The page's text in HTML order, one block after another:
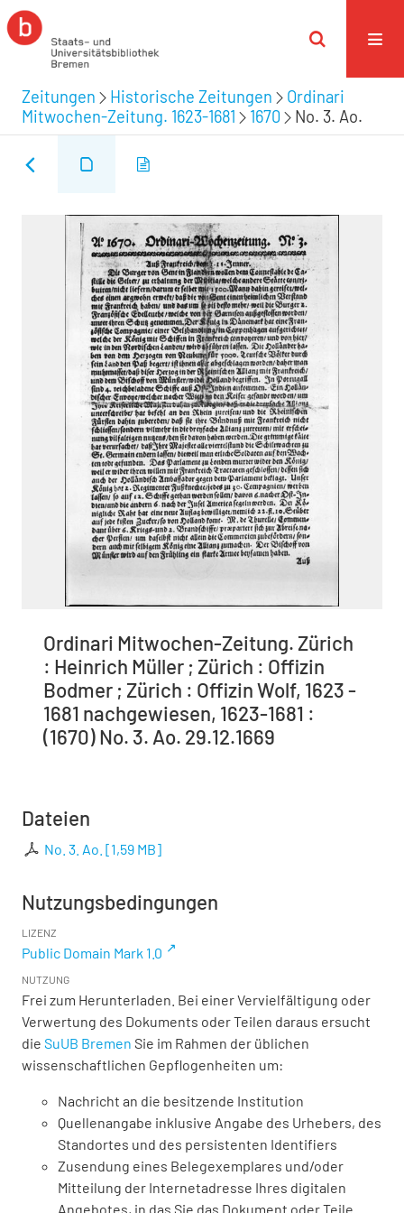
Zeitungen Historische Zeitungen
Ordinari
Mitwochen-Zeitung. 1623-1681
1670 No. 3. Ao.
Ordinari Mitwochen-Zeitung. Zürich
: Heinrich Müller ; Zürich : Offizin
Bodmer ; Zürich : Offizin Wolf, 1623 -
1681 nachgewiesen, 1623-1681 :
(1670) No. 3. Ao. 29.12.1669
Dateien
No. 3. Ao. [1,59 MB]
Nutzungsbedingungen
LIZENZ
Public Domain Mark 1.0
NUTZUNG
Frei zum Herunterladen. Bei einer Vervielfältigung oder
Verwertung des Dokuments oder Teilen daraus ersucht
die SuUB Bremen Sie im Rahmen der üblichen
wissenschaftlichen Gepflogenheiten um:
Nachricht an die besitzende Institution
Quellenangabe inklusive Angabe des Urhebers, des
Standortes und des persistenten Identifiers
Zusendung eines Belegexemplares und/oder
Mitteilung der Internetadresse Ihres digitalen
Angebotes, in das Sie das Dokument oder Teile